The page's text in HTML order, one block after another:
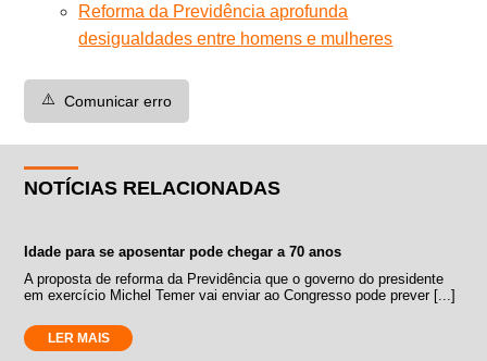
Reforma da Previdência aprofunda
desigualdades entre homens e mulheres
⚠️ Comunicar erro
NOTÍCIAS RELACIONADAS
Idade para se aposentar pode chegar a 70 anos
A proposta de reforma da Previdência que o governo do presidente
em exercício Michel Temer vai enviar ao Congresso pode prever [...]
LER MAIS